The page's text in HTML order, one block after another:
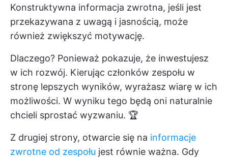
Konstruktywna informacja zwrotna, jeśli jest
przekazywana z uwagą i jasnością, może
również zwiększyć motywację.
Dlaczego? Ponieważ pokazuje, że inwestujesz
w ich rozwój. Kierując członków zespołu w
stronę lepszych wyników, wyrażasz wiarę w ich
możliwości. W wyniku tego będą oni naturalnie
chcieli sprostać wyzwaniu. 🏆
Z drugiej strony, otwarcie się na informacje
zwrotne od zespołu jest równie ważna. Gdy